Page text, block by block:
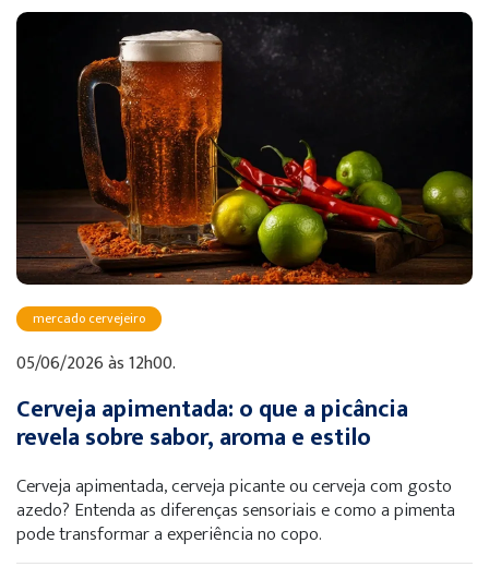
mercado cervejeiro
05/06/2026 às 12h00.
Cerveja apimentada: o que a picância
revela sobre sabor, aroma e estilo
Cerveja apimentada, cerveja picante ou cerveja com gosto
azedo? Entenda as diferenças sensoriais e como a pimenta
pode transformar a experiência no copo.